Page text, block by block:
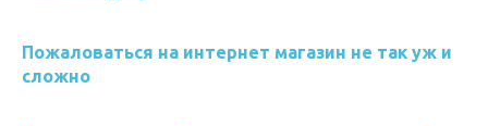
Пожаловаться на интернет магазин не так уж и
сложно